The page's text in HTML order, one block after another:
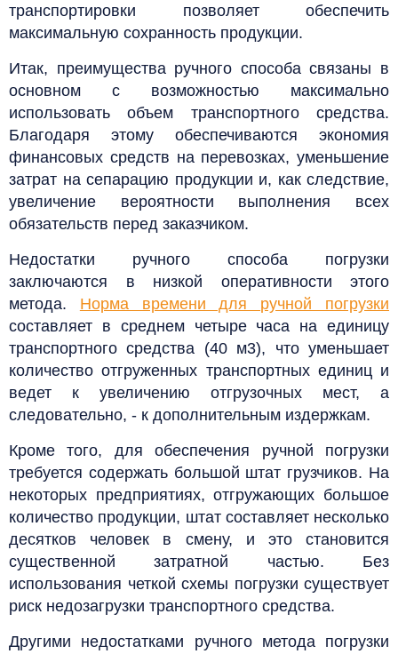
транспортировки позволяет обеспечить
максимальную сохранность продукции.
Итак, преимущества ручного способа связаны в
основном с возможностью максимально
использовать объем транспортного средства.
Благодаря этому обеспечиваются экономия
финансовых средств на перевозках, уменьшение
затрат на сепарацию продукции и, как следствие,
увеличение вероятности выполнения всех
обязательств перед заказчиком.
Недостатки ручного способа погрузки
заключаются в низкой оперативности этого
метода. Норма времени для ручной погрузки
составляет в среднем четыре часа на единицу
транспортного средства (40 м3), что уменьшает
количество отгруженных транспортных единиц и
ведет к увеличению отгрузочных мест, а
следовательно, - к дополнительным издержкам.
Кроме того, для обеспечения ручной погрузки
требуется содержать большой штат грузчиков. На
некоторых предприятиях, отгружающих большое
количество продукции, штат составляет несколько
десятков человек в смену, и это становится
существенной затратной частью. Без
использования четкой схемы погрузки существует
риск недозагрузки транспортного средства.
Другими недостатками ручного метода погрузки